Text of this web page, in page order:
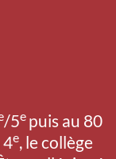
/5e puis au 80
4e, le collège